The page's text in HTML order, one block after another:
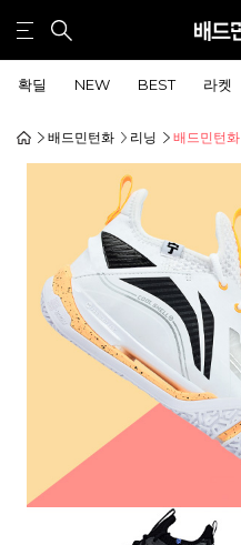
확딜 NEW BEST 라켓
배드민턴화 리닝 배드민턴화